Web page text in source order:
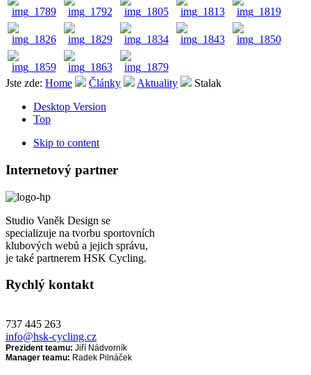
Jste zde: Home Články Aktuality
Stalak
Desktop Version
Top
Skip to content
Internetový partner
Studio Vaněk Design se
specializuje na tvorbu sportovních
klubových webů a jejich správu,
je také partnerem HSK Cycling.
Rychlý kontakt
737 445 263
info@hsk-cycling.cz
Prezident teamu: Jiří Nádvorník
Manager teamu: Radek Pilnáček